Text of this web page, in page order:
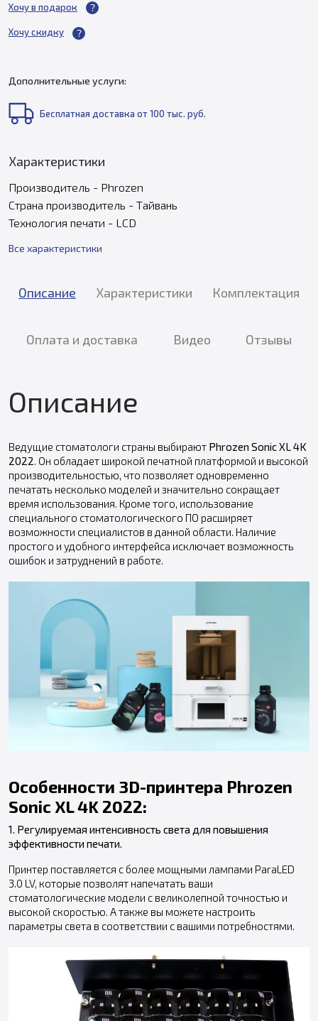
Хочу в подарок
Хочу скидку
Дополнительные услуги:
Бесплатная доставка от 100 тыс. руб.
Характеристики
Производитель - Phrozen
Страна производитель - Тайвань
Технология печати - LCD
Все характеристики
Описание Характеристики Комплектация
Оплата и доставка Видео Отзывы
Описание
Ведущие стоматологи страны выбирают Phrozen Sonic XL 4K
2022 . Он обладает широкой печатной платформой и высокой
производительностью, что позволяет одновременно
печатать несколько моделей и значительно сокращает
время использования. Кроме того, использование
специального стоматологического ПО расширяет
возможности специалистов в данной области. Наличие
простого и удобного интерфейса исключает возможность
ошибок и затруднений в работе.
Особенности 3D-принтера Phrozen
Sonic XL 4K 2022:
1. Регулируемая интенсивность света для повышения
эффективности печати.
Принтер поставляется с более мощными лампами ParaLED
3.0 LV, которые позволят напечатать ваши
стоматологические модели с великолепной точностью и
высокой скоростью. А также вы можете настроить
параметры света в соответствии с вашими потребностями.